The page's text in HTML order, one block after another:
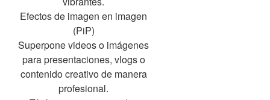
Efectos de imagen en imagen
(PiP)
Superpone videos o imágenes
para presentaciones, vlogs o
contenido creativo de manera
profesional.